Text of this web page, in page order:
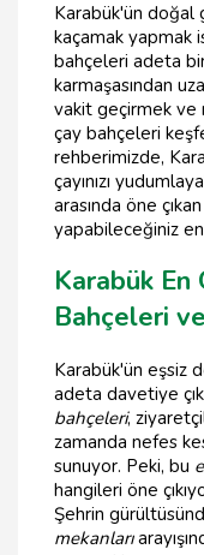
Karabük'ün doğal
kaçamak yapmak
bahçeleri adeta
karmaşasından
vakit geçirmek ve
çay bahçeleri
rehberimizde,
çayınızı
arasında öne
yapabileceğiniz
Karabük En
Bahçeleri
Karabük'ün eşsiz
adeta davetiye
bahçeleri,
zamanda nefes
sunuyor. Peki, bu
hangileri öne
Şehrin
mekanları